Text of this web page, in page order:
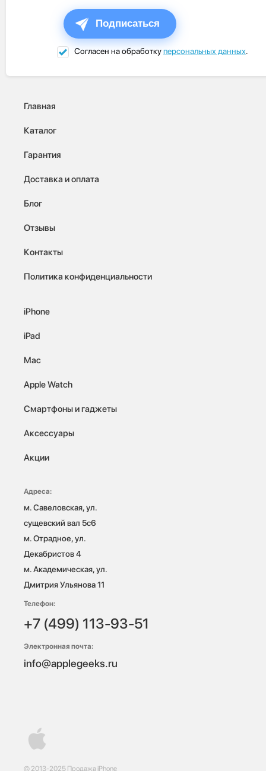
Подписаться
Согласен на обработкуперсональных данных.
© 2013-2025 Продажа iPhone
Главная
Каталог
Гарантия
Доставка и оплата
Блог
Отзывы
Контакты
Политика конфиденциальности
iPhone
iPad
Mac
Apple Watch
Смартфоны и гаджеты
Аксессуары
Акции
Адреса:
м. Савеловская, ул.
сущевский вал 5с6
м. Отрадное, ул.
Декабристов 4
м. Академическая, ул.
Дмитрия Ульянова 11
Телефон:
+7 (499) 113-93-51
Электронная почта:
info@applegeeks.ru